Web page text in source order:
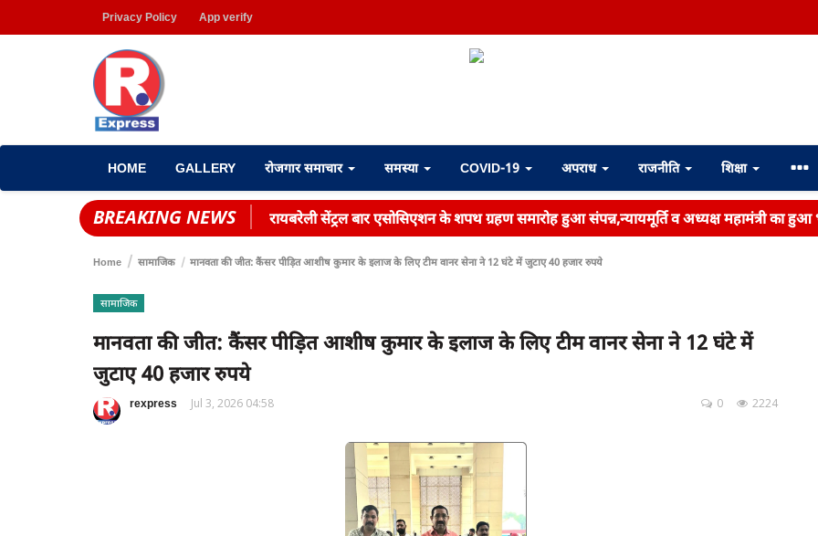
Privacy Policy App verify
HOME GALLERY रोजगार समाचार समस्या COVID-19 अपराध राजनीति शिक्षा
BREAKING NEWS रायबरेली सेंट्रल बार एसोसिएशन के शपथ ग्रहण समारोह हुआ संपन्न,न्यायमूर्ति व अध्यक्ष महामंत्री का
Home सामाजिक मानवता की जीत: कैंसर पीड़ित आशीष कुमार के इलाज के लिए टीम वानर सेना ने 12 घंटे में जुटाए 40 हजार रुपये
सामाजिक
मानवता की जीत: कैंसर पीड़ित आशीष कुमार के इलाज के लिए टीम वानर सेना ने 12 घंटे में
जुटाए 40 हजार रुपये
rexpress Jul 3, 2026 04:58 2224
0